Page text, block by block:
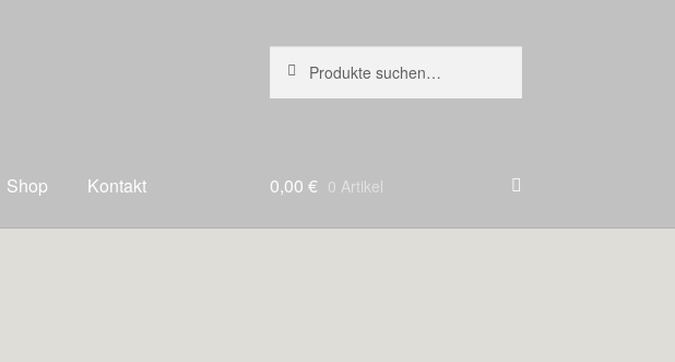
nach:
Shop Kontakt 0,00 € 0 Artikel